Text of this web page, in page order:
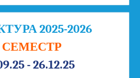
2025-2026
СЕМЕСТР
- 26.12.25